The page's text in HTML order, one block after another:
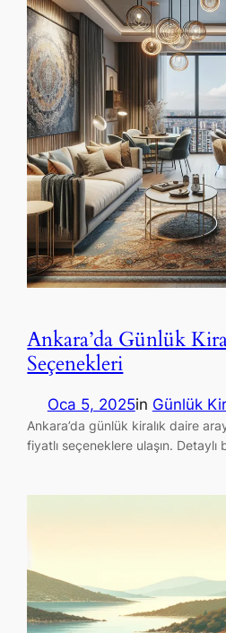
Ankara’da Günlük
Seçenekleri
Oca 5, 2025in Günlük
Ankara’da günlük kiralık daire
fiyatlı seçeneklere ulaşın. Detaylı